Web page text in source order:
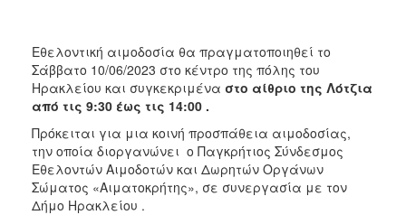
Εθελοντική αιμοδοσία θα πραγματοποιηθεί το
Σάββατο 10/06/2023 στο κέντρο της πόλης του
Ηρακλείου και συγκεκριμένα στο αίθριο της Λότζια
από τις 9:30 έως τις 14:00 .
Πρόκειται για μια κοινή προσπάθεια αιμοδοσίας,
την οποία διοργανώνει ο Παγκρήτιος Σύνδεσμος
Εθελοντών Αιμοδοτών και Δωρητών Οργάνων
Σώματος «Αιματοκρήτης», σε συνεργασία με τον
Δήμο Ηρακλείου .